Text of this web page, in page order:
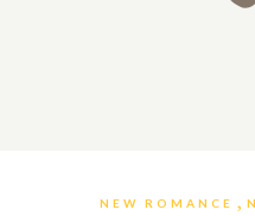
NEW ROMANCE ,